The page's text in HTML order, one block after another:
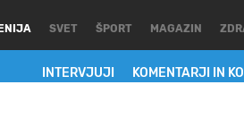
INTERVJUJI KOMENTARJI IN
SVET ŠPORT MAGAZIN